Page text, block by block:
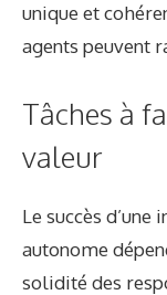
unique et
agents peuvent
Tâches à
valeur
Le succès
autonome
solidité des